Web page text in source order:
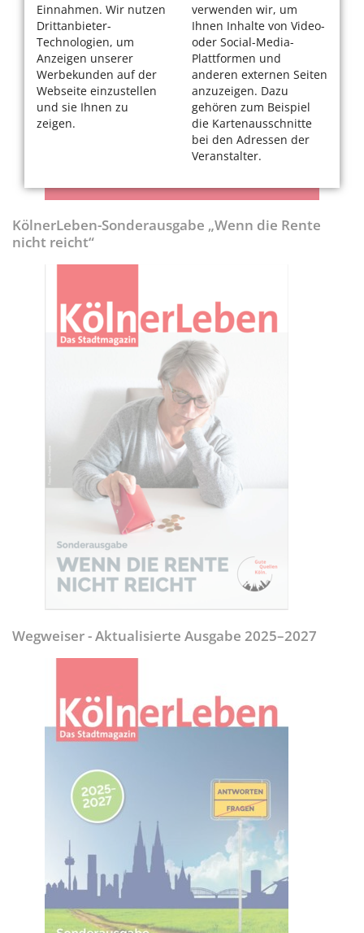
Einnahmen. Wir nutzen
Drittanbieter-
Technologien, um
Anzeigen unserer
Werbekunden auf der
Webseite einzustellen
und sie Ihnen zu
zeigen.
verwenden wir, um
Ihnen Inhalte von Video-
oder Social-Media-
Plattformen und
anderen externen Seiten
anzuzeigen. Dazu
gehören zum Beispiel
die Kartenausschnitte
bei den Adressen der
Veranstalter.
KölnerLeben-Sonderausgabe „Wenn die Rente
nicht reicht“
Wegweiser - Aktualisierte Ausgabe 2025–2027